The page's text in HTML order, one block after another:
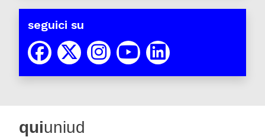
seguici su
quiuniud